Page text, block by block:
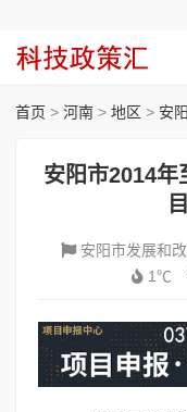
首页 > 河南 > 地区 > 安阳
安阳市2014年
安阳市发展和
1℃